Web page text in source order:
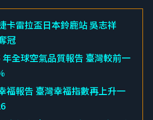
卡雷拉盃日本鈴鹿站 吳志祥
冠
年全球空氣品質報告 臺灣較前一
福報告 臺灣幸福指數再上升一